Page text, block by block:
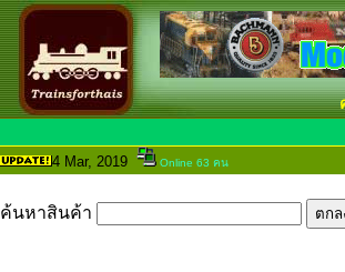
4 Mar, 2019 Online 63 คน
ค้นหาสินค้า